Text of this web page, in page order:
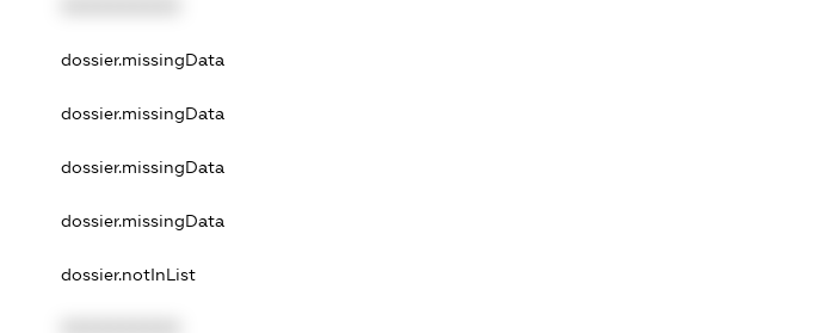
dossier.missingData
dossier.missingData
dossier.missingData
dossier.missingData
dossier.notInList